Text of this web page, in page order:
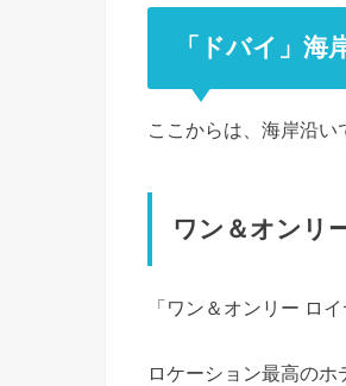
「ドバイ」
ここからは、海岸沿い
ワン＆オンリ
「ワン＆オンリー ロ
ロケーション最高のホ